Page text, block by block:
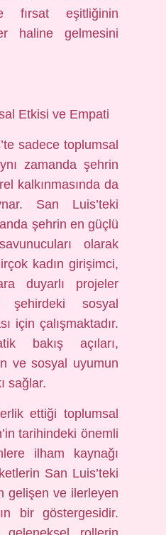
fırsat eşitliğinin
haline gelmesini
Etkisi ve Empati
sadece toplumsal
zamanda şehrin
kalkınmasında da
San Luis’teki
şehrin en güçlü
olarak
kadın girişimci,
duyarlı projeler
şehirdeki sosyal
için çalışmaktadır.
bakış açıları,
ve sosyal uyumun
sağlar.
ettiği toplumsal
tarihindeki önemli
ilham kaynağı
San Luis’teki
gelişen ve ilerleyen
bir göstergesidir.